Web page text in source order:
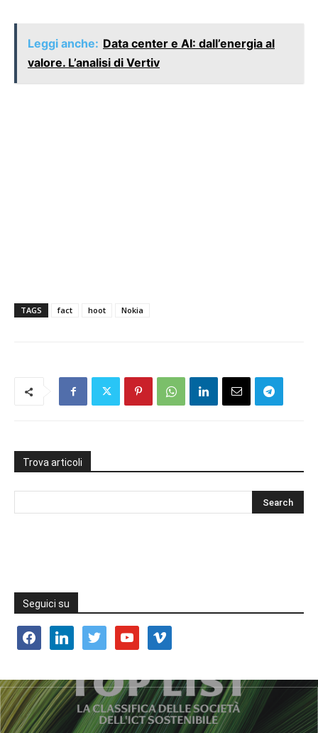
Leggi anche: Data center e AI: dall’energia al
valore. L’analisi di Vertiv
TAGS fact hoot Nokia
Trova articoli
Seguici su
facebooklinkedin twitter youtube vimeo